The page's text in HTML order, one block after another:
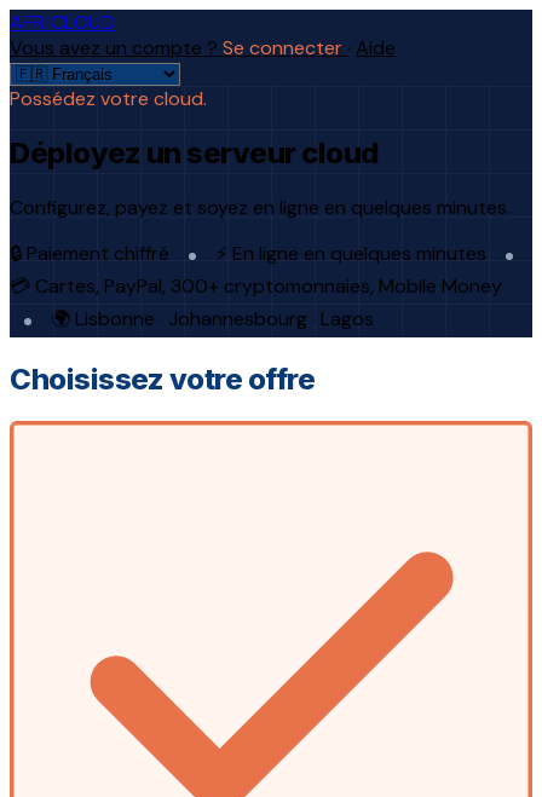
AFRICLOUD
Vous avez un compte ? Se connecter · Aide
Possédez votre cloud.
Déployez un serveur cloud
Configurez, payez et soyez en ligne en quelques minutes.
🔒 Paiement chiffré
⚡ En ligne en quelques minutes
💳 Cartes, PayPal, 300+ cryptomonnaies, Mobile Money
🌍 Lisbonne · Johannesbourg · Lagos
Choisissez votre offre